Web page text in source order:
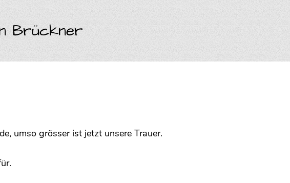
Brückner
umso grösser ist jetzt unsere Trauer.